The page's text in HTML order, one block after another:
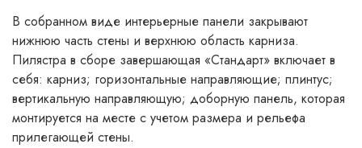
В собранном виде интерьерные панели закрывают
нижнюю часть стены и верхнюю область карниза.
Пилястра в сборе завершающая «Стандарт» включает в
себя: карниз; горизонтальные направляющие; плинтус;
вертикальную направляющую; доборную панель, которая
монтируется на месте с учетом размера и рельефа
прилегающей стены.